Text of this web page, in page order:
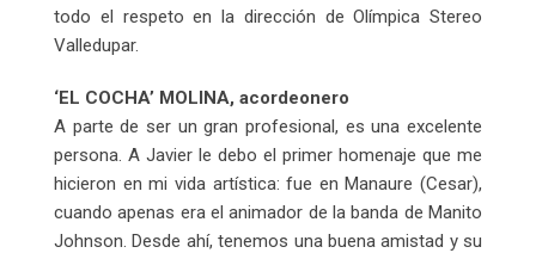
todo el respeto en la dirección de Olímpica Stereo
Valledupar.
‘EL COCHA’ MOLINA, acordeonero
A parte de ser un gran profesional, es una excelente
persona. A Javier le debo el primer homenaje que me
hicieron en mi vida artística: fue en Manaure (Cesar),
cuando apenas era el animador de la banda de Manito
Johnson. Desde ahí, tenemos una buena amistad y su